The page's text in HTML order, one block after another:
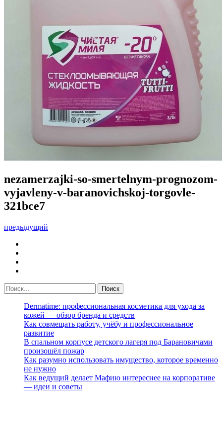
nezamerzajki-so-smertelnym-prognozom-
vyjavleny-v-baranovichskoj-torgovle-
321bce7
предыдущий
Dermatime: профессиональная косметика для ухода за
кожей — обзор бренда и средств
Как совмещать работу, учёбу и профессиональное
развитие
В спальном корпусе детского лагеря под Барановичами
произошёл пожар
Как разумно использовать имущество, которое временно
не нужно
Как ведущий делает Мафию интереснее на корпоративе
— идеи и советы